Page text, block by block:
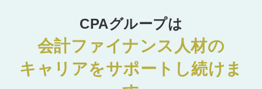
CPAグループは
会計ファイナンス人材の
キャリアをサポートし続けま